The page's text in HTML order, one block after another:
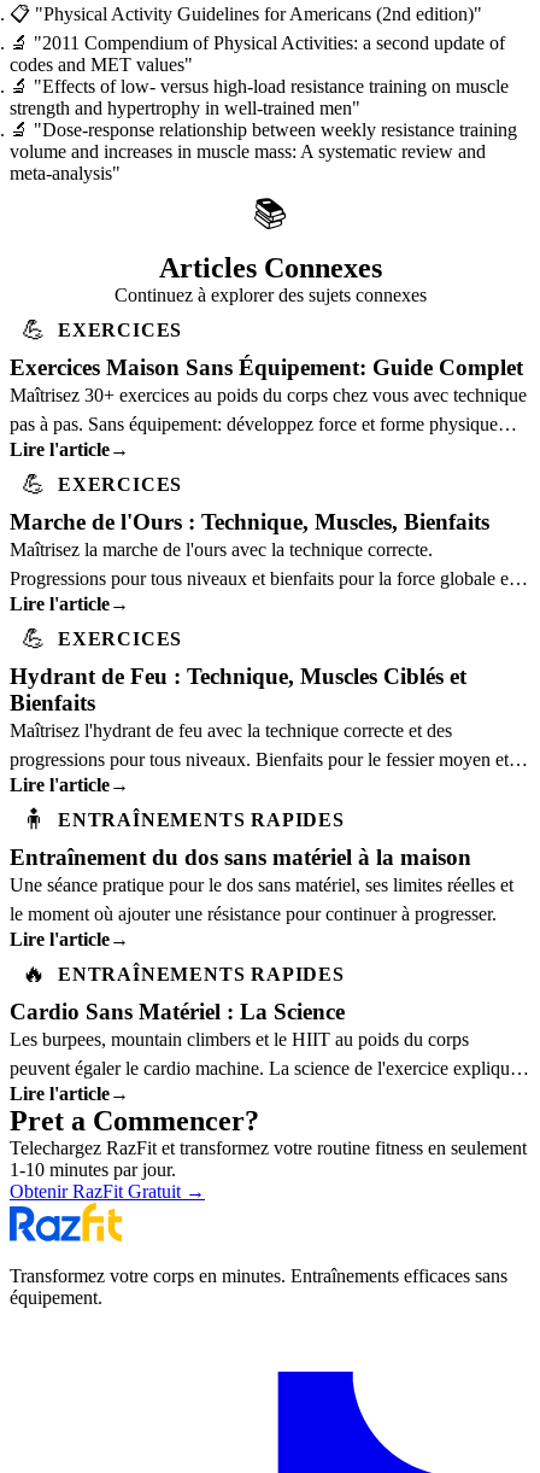
📋 "Physical Activity Guidelines for Americans (2nd edition)"
🔬 "2011 Compendium of Physical Activities: a second update of
codes and MET values"
🔬 "Effects of low- versus high-load resistance training on muscle
strength and hypertrophy in well-trained men"
🔬 "Dose-response relationship between weekly resistance training
volume and increases in muscle mass: A systematic review and
meta-analysis"
📚
Articles Connexes
Continuez à explorer des sujets connexes
💪 EXERCICES
Exercices Maison Sans Équipement: Guide Complet
Maîtrisez 30+ exercices au poids du corps chez vous avec technique
pas à pas. Sans équipement: développez force et forme physique
avec une forme correcte.
Lire l'article→
💪 EXERCICES
Marche de l'Ours : Technique, Muscles, Bienfaits
Maîtrisez la marche de l'ours avec la technique correcte.
Progressions pour tous niveaux et bienfaits pour la force globale et
la coordination.
Lire l'article→
💪 EXERCICES
Hydrant de Feu : Technique, Muscles Ciblés et
Bienfaits
Maîtrisez l'hydrant de feu avec la technique correcte et des
progressions pour tous niveaux. Bienfaits pour le fessier moyen et la
stabilité pelvienne.
Lire l'article→
🧍 ENTRAÎNEMENTS RAPIDES
Entraînement du dos sans matériel à la maison
Une séance pratique pour le dos sans matériel, ses limites réelles et
le moment où ajouter une résistance pour continuer à progresser.
Lire l'article→
🔥 ENTRAÎNEMENTS RAPIDES
Cardio Sans Matériel : La Science
Les burpees, mountain climbers et le HIIT au poids du corps
peuvent égaler le cardio machine. La science de l'exercice explique
pourquoi.
Lire l'article→
Pret a Commencer?
Telechargez RazFit et transformez votre routine fitness en seulement
1-10 minutes par jour.
Obtenir RazFit Gratuit →
Transformez votre corps en minutes. Entraînements efficaces sans
équipement.